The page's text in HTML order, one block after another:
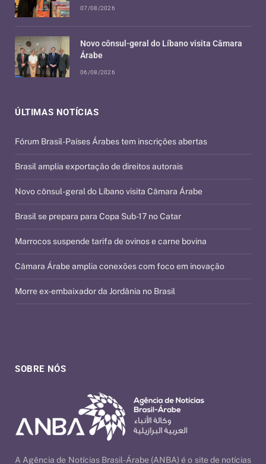
SOBRE NÓS
A Agência de Notícias Brasil-Árabe (ANBA) é o site de notícias
ÚLTIMAS NOTÍCIAS
Fórum Brasil-Países Árabes tem inscrições abertas
Brasil amplia exportação de direitos autorais
Novo cônsul-geral do Líbano visita Câmara Árabe
Brasil se prepara para Copa Sub-17 no Catar
Marrocos suspende tarifa de ovinos e carne bovina
Câmara Árabe amplia conexões com foco em inovação
Morre ex-embaixador da Jordânia no Brasil
07/08/2026
Novo cônsul-geral do Líbano visita Câmara
Árabe
06/08/2026